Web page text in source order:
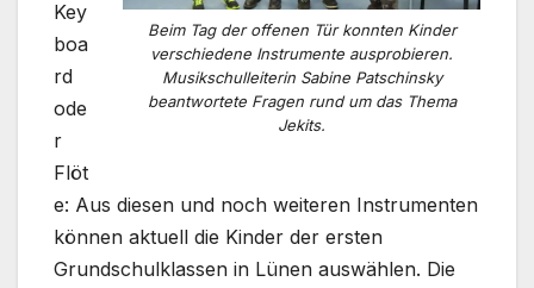
Beim Tag der offenen Tür konnten Kinder
verschiedene Instrumente ausprobieren.
Musikschulleiterin Sabine Patschinsky
beantwortete Fragen rund um das Thema
Jekits.
Key
boa
rd
ode
r
Flöt
e: Aus diesen und noch weiteren Instrumenten
können aktuell die Kinder der ersten
Grundschulklassen in Lünen auswählen. Die